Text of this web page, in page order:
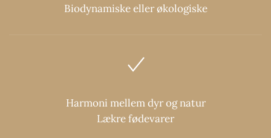
Biodynamiske eller økologiske
Harmoni mellem dyr og natur
Lækre fødevarer